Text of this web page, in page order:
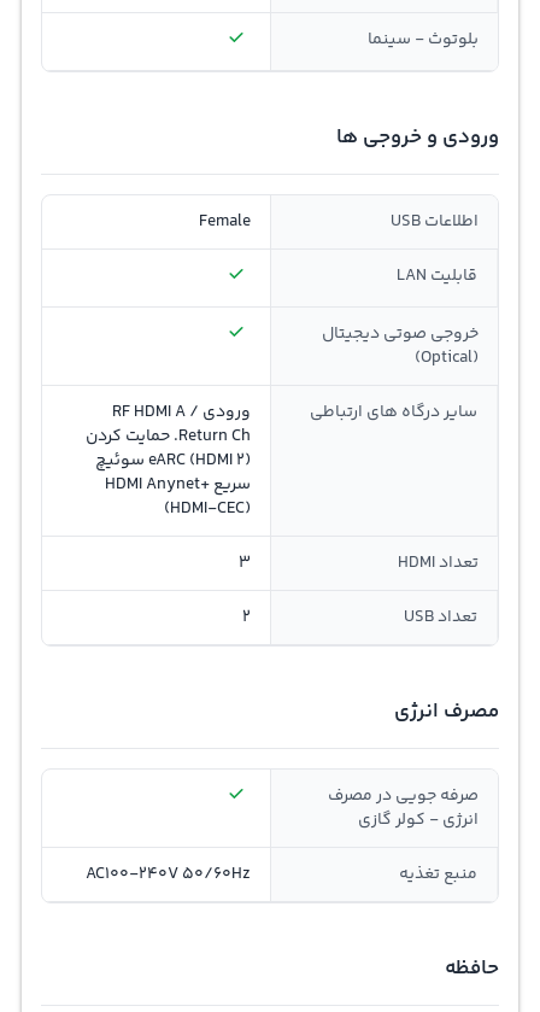
بلوتوث - سینما
ورودی و خروجی ها
اطلاعات USB Female
قابلیت LAN
خروجی صوتی دیجیتال
(Optical)
سایر درگاه های ارتباطی
ورودی RF HDMI A /
Return Ch. حمایت کردن
eARC (HDMI 2) سوئیچ
سریع HDMI Anynet+
(HDMI-CEC)
تعداد HDMI 3
تعداد USB 2
مصرف انرژی
صرفه جویی در مصرف
انرژی - کولر گازی
منبع تغذیه AC100-240V 50/60Hz
حافظه